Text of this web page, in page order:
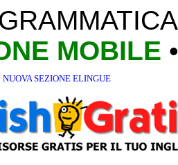
MOBILE
NUOVA SEZIONE ELINGUE